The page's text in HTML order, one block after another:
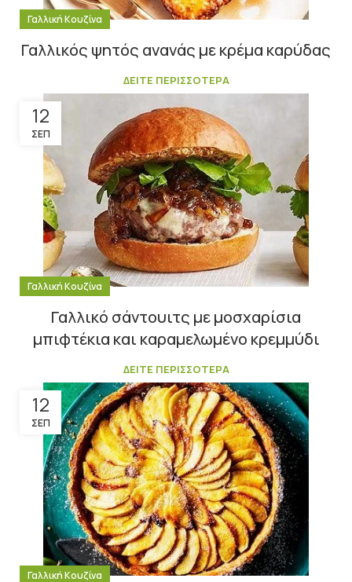
Γαλλική Κουζίνα
Γαλλικός ψητός ανανάς με κρέμα καρύδας
ΔΕΙΤΕ ΠΕΡΙΣΣΟΤΕΡΑ
12
ΣΕΠ
Γαλλική Κουζίνα
Γαλλικό σάντουιτς με μοσχαρίσια
μπιφτέκια και καραμελωμένο κρεμμύδι
ΔΕΙΤΕ ΠΕΡΙΣΣΟΤΕΡΑ
12
ΣΕΠ
Γαλλική Κουζίνα